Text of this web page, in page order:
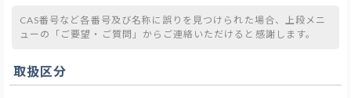
CAS番号など各番号及び名称に誤りを見つけられた場合、上段メニ
ューの「ご要望・ご質問」からご連絡いただけると感謝します。
取扱区分